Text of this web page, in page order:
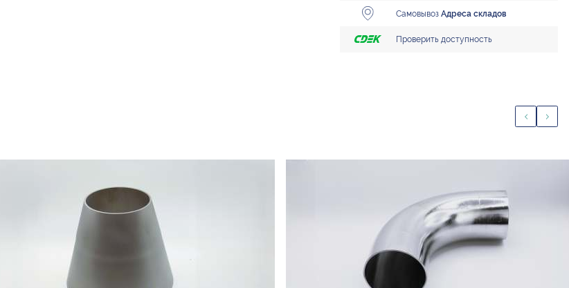
СамовывозАдреса складов
Проверить доступность